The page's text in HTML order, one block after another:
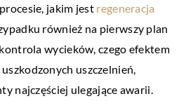
jakim jest regeneracja
również na pierwszy plan
wycieków, czego efektem
uszczelnień,
najczęściej ulegające awarii.